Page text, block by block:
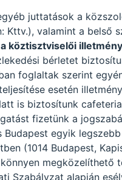
juttatások a
Kttv.), valamint a belső
köztisztviselői
bérletet
foglaltak szerint
esetén
is biztosítunk
fizetünk a
Budapest egyik
(1014 Budapest,
megközelíthető
Szabályzat alapján